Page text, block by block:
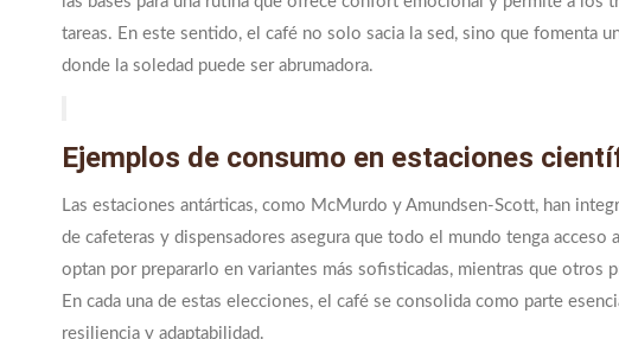
tareas. En este sentido, el café no solo sacia la sed, sino que fomenta
donde la soledad puede ser abrumadora.
Ejemplos de consumo en estaciones
Las estaciones antárticas, como McMurdo y Amundsen-Scott, han
de cafeteras y dispensadores asegura que todo el mundo tenga acceso
optan por prepararlo en variantes más sofisticadas, mientras que
En cada una de estas elecciones, el café se consolida como parte
resiliencia y adaptabilidad.